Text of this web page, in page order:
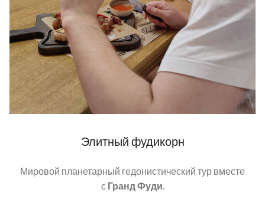
Элитный фудикорн
Мировой планетарный гедонистический тур вместе
с Гранд Фуди.